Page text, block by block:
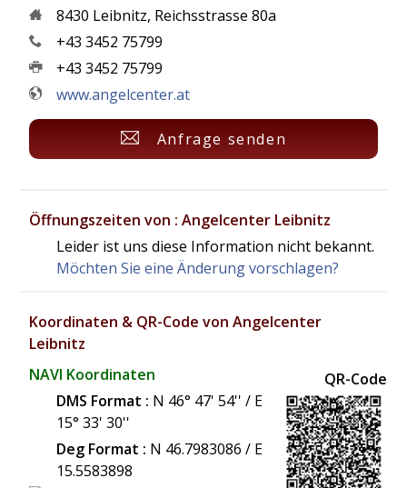
8430 Leibnitz, Reichsstrasse 80a
+43 3452 75799
+43 3452 75799
www.angelcenter.at
Anfrage senden
Öffnungszeiten von : Angelcenter Leibnitz
Leider ist uns diese Information nicht bekannt.
Möchten Sie eine Änderung vorschlagen?
Koordinaten & QR-Code von Angelcenter
Leibnitz
NAVI Koordinaten
DMS Format : N 46° 47' 54'' / E
15° 33' 30''
Deg Format : N 46.7983086 / E
15.5583898
QR-Code